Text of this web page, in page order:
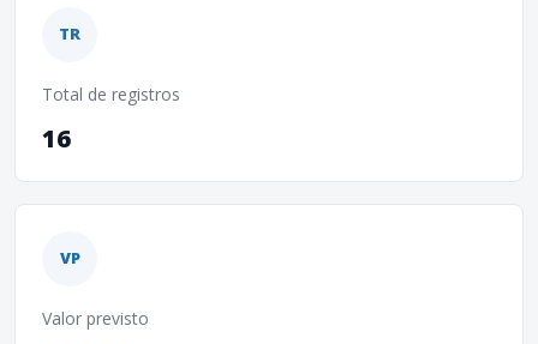
TR
Total de registros
16
VP
Valor previsto